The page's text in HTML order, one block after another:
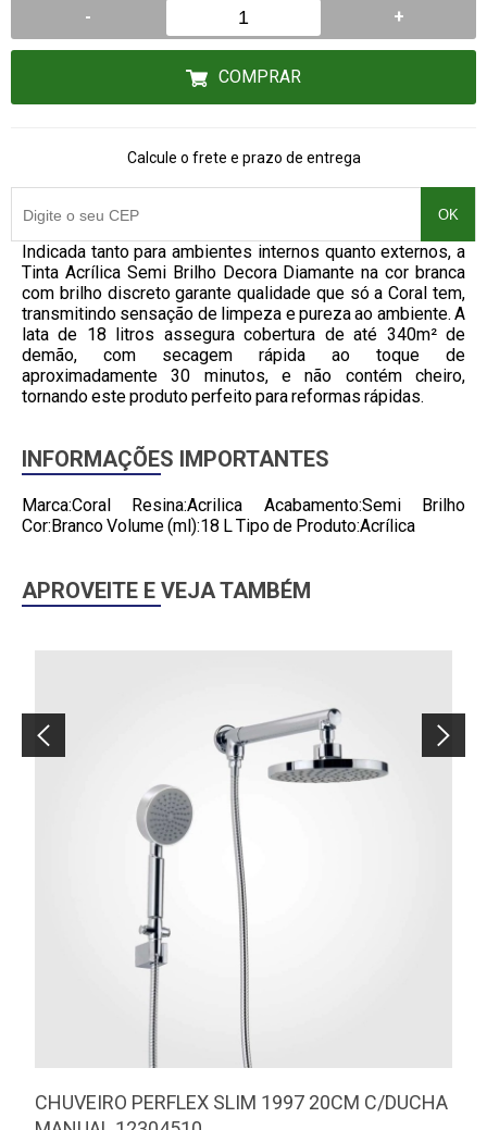
- +
COMPRAR
Calcule o frete e prazo de entrega
OK
Indicada tanto para ambientes internos quanto externos, a
Tinta Acrílica Semi Brilho Decora Diamante na cor branca
com brilho discreto garante qualidade que só a Coral tem,
transmitindo sensação de limpeza e pureza ao ambiente. A
lata de 18 litros assegura cobertura de até 340m² de
demão, com secagem rápida ao toque de
aproximadamente 30 minutos, e não contém cheiro,
tornando este produto perfeito para reformas rápidas.
INFORMAÇÕES IMPORTANTES
Marca:Coral Resina:Acrilica Acabamento:Semi Brilho
Cor:Branco Volume (ml):18 L Tipo de Produto:Acrílica
APROVEITE E VEJA TAMBÉM
CHUVEIRO PERFLEX SLIM 1997 20CM C/DUCHA